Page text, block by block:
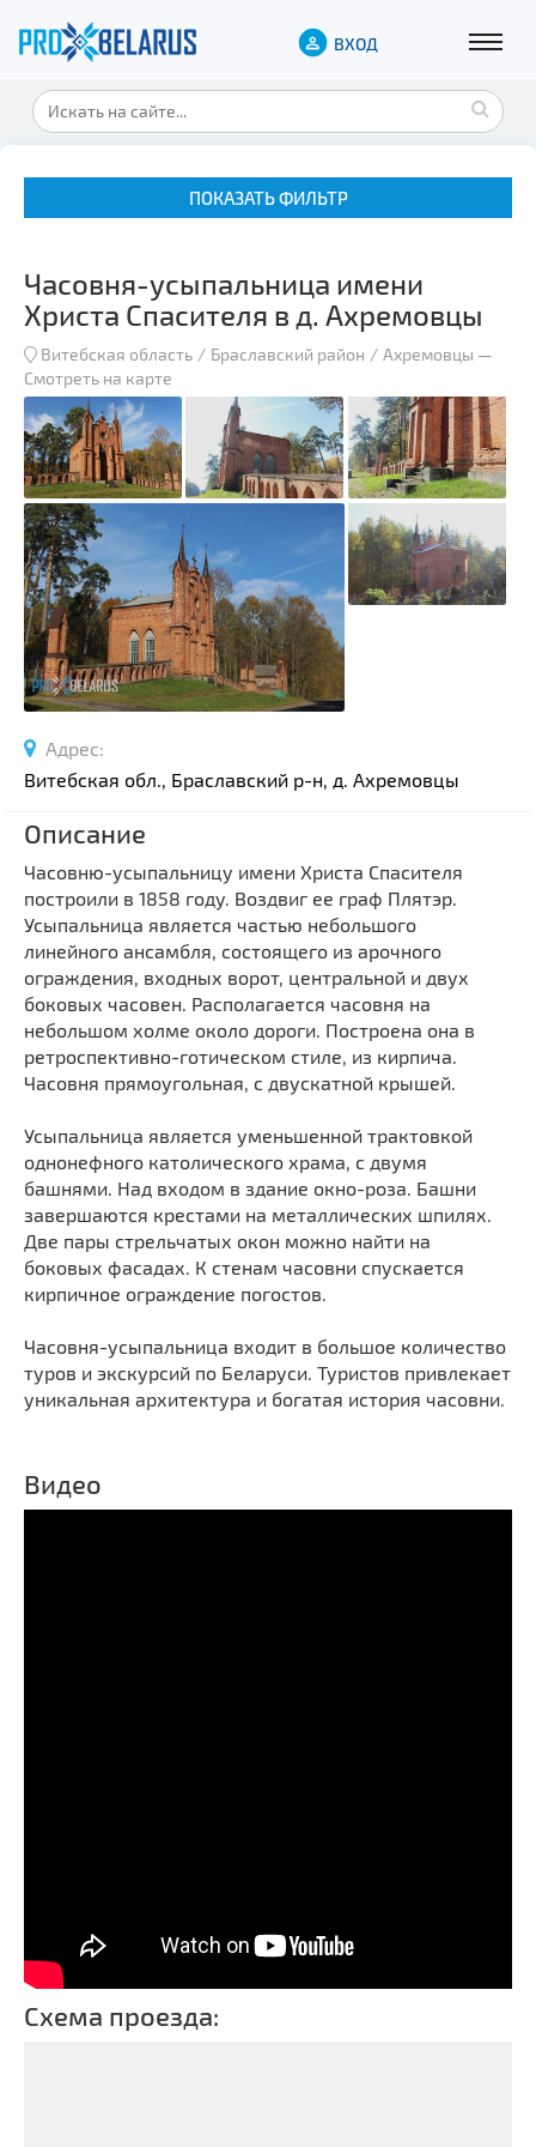
ВХОД
ПОКАЗАТЬ ФИЛЬТР
Музеи
Замки и дворцы
Военная история
Гражданская архитектура
Спортивные сооружения
Производства
Ратуши
Родовые усадьбы
Садово-парковая архитектура
Озера и водоемы
Памятники археологии
Памятники геодезии
Памятники природы
Памятники известным людям
Церкви
Монастыри
Костелы
Мечети
Часовни
Кирхи
Кладбище
Культурные центры
Театры
Галереи
Концертные залы
Выберите область
Выберите район
Выберите населенный пункт
Выберите направление
Часовня-усыпальница имени
Христа Спасителя в д. Ахремовцы
Витебская область Браславский район Ахремовцы —
Смотреть на карте
Адрес:
Витебская обл., Браславский р-н, д. Ахремовцы
Описание
Часовню-усыпальницу имени Христа Спасителя
построили в 1858 году. Воздвиг ее граф Плятэр.
Усыпальница является частью небольшого
линейного ансамбля, состоящего из арочного
ограждения, входных ворот, центральной и двух
боковых часовен. Располагается часовня на
небольшом холме около дороги. Построена она в
ретроспективно-готическом стиле, из кирпича.
Часовня прямоугольная, с двускатной крышей.
Усыпальница является уменьшенной трактовкой
однонефного католического храма, с двумя
башнями. Над входом в здание окно-роза. Башни
завершаются крестами на металлических шпилях.
Две пары стрельчатых окон можно найти на
боковых фасадах. К стенам часовни спускается
кирпичное ограждение погостов.
Часовня-усыпальница входит в большое количество
туров и экскурсий по Беларуси. Туристов привлекает
уникальная архитектура и богатая история часовни.
Видео
Схема проезда: